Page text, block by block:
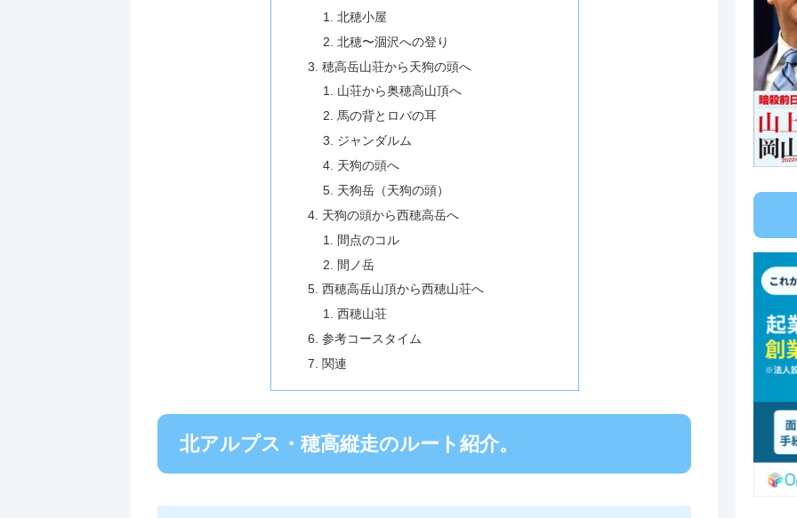
北穂小屋
北穂〜涸沢への登り
穂高岳山荘から天狗の頭へ
山荘から奥穂高山頂へ
馬の背とロバの耳
ジャンダルム
天狗の頭へ
天狗岳（天狗の頭）
天狗の頭から西穂高岳へ
間点のコル
間ノ岳
西穂高岳山頂から西穂山荘へ
西穂山荘
参考コースタイム
関連
北アルプス・穂高縦走のルート紹介。